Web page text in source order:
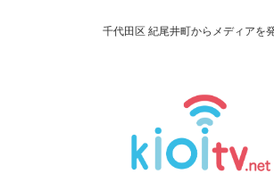
千代田区 紀尾井町からメディアを